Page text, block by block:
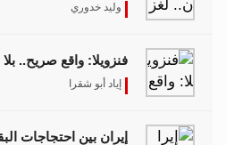
وليد خدوري
فنزويلا: واقع صريح.. بلا
إياد أبو شقرا
إيران بين احتجاجات